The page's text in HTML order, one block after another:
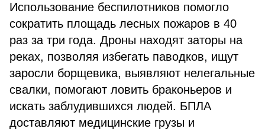
Использование беспилотников помогло
сократить площадь лесных пожаров в 40
раз за три года. Дроны находят заторы на
реках, позволяя избегать паводков, ищут
заросли борщевика, выявляют нелегальные
свалки, помогают ловить браконьеров и
искать заблудившихся людей. БПЛА
доставляют медицинские грузы и